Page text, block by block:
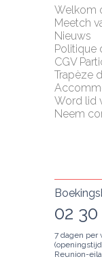
Welkom
Meetch
Nieuws
Politique
CGV
Trapèze
Word lid
Neem
02
7 dagen
Reunion-